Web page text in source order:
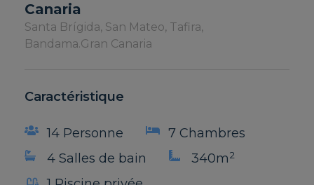
Canaria
Santa Brígida, San Mateo, Tafira,
Bandama.Gran Canaria
Caractéristique
14 Personne
7 Chambres
4 Salles de bain
340m2